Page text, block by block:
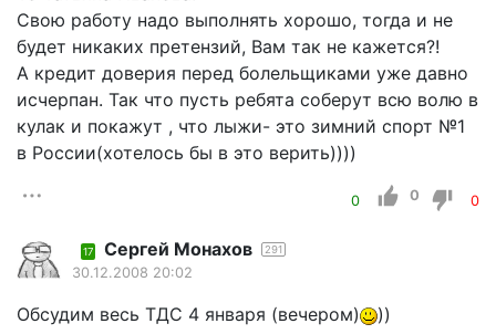
Свою работу надо выполнять хорошо, тогда и не
будет никаких претензий, Вам так не кажется?!
А кредит доверия перед болельщиками уже давно
исчерпан. Так что пусть ребята соберут всю волю в
кулак и покажут , что лыжи- это зимний спорт №1
в России(хотелось бы в это верить))))
0 0 0
17 Сергей Монахов 291
30.12.2008 20:02
Обсудим весь ТДС 4 января (вечером) ))